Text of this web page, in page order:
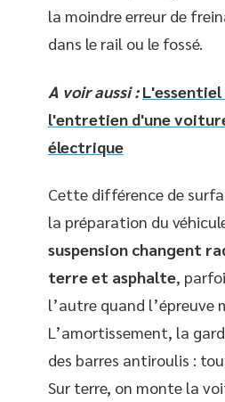
la moindre erreur de
dans le rail ou le fossé.
A voir aussi :
l'entretien d'une
électrique
Cette différence de
la préparation du
suspension changent
terre et asphalte,
l’autre quand l’épreuve
L’amortissement, la
des barres antiroulis :
Sur terre, on monte la